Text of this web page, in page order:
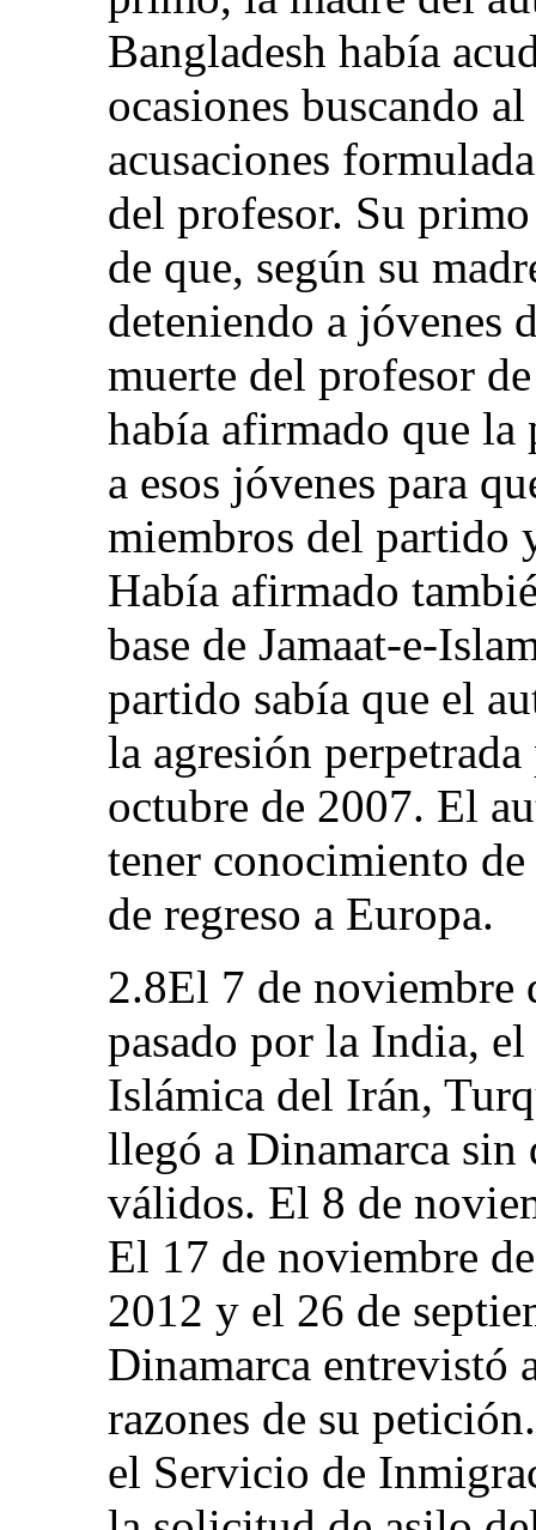
Bangladesh había
ocasiones buscando
acusaciones
del profesor. Su
de que, según su
deteniendo a jóvenes
muerte del profesor
había afirmado que
a esos jóvenes para
miembros del partido
Había afirmado
base de
partido sabía que el
la agresión
octubre de 2007. El
tener conocimiento
de regreso a Europa.
2.8El 7 de noviembre
pasado por la India,
Islámica del Irán,
llegó a Dinamarca sin
válidos. El 8 de
El 17 de noviembre
2012 y el 26 de
Dinamarca entrevistó
razones de su
el Servicio de